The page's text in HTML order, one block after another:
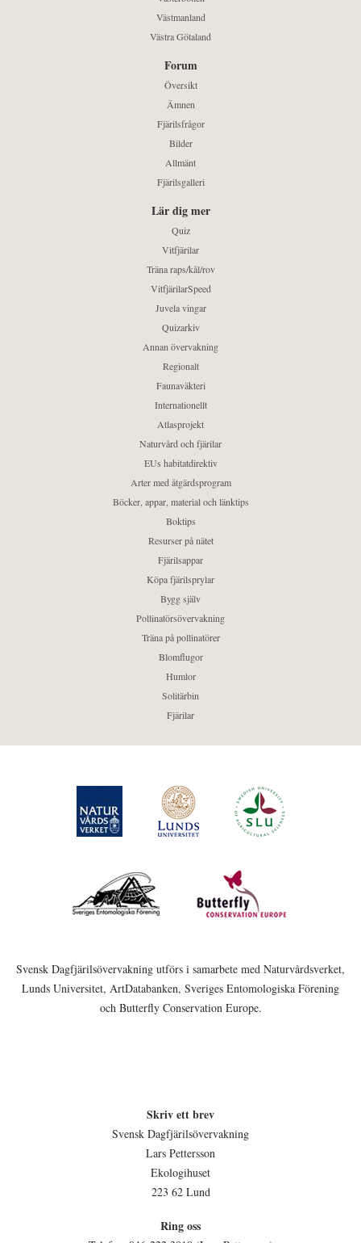
Västmanland
Västra Götaland
Forum
Översikt
Ämnen
Fjärilsfrågor
Bilder
Allmänt
Fjärilsgalleri
Lär dig mer
Quiz
Vitfjärilar
Träna raps/kål/rov
VitfjärilarSpeed
Juvela vingar
Quizarkiv
Annan övervakning
Regionalt
Faunaväkteri
Internationellt
Atlasprojekt
Naturvård och fjärilar
EUs habitatdirektiv
Arter med åtgärdsprogram
Böcker, appar, material och länktips
Boktips
Resurser på nätet
Fjärilsappar
Köpa fjärilsprylar
Bygg själv
Pollinatörsövervakning
Träna på pollinatörer
Blomflugor
Humlor
Solitärbin
Fjärilar
Svensk Dagfjärilsövervakning utförs i samarbete med Naturvårdsverket,
Lunds Universitet, ArtDatabanken, Sveriges Entomologiska Förening
och Butterfly Conservation Europe.
Skriv ett brev
Svensk Dagfjärilsövervakning
Lars Pettersson
Ekologihuset
223 62 Lund
Ring oss